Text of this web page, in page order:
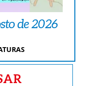
de 2026